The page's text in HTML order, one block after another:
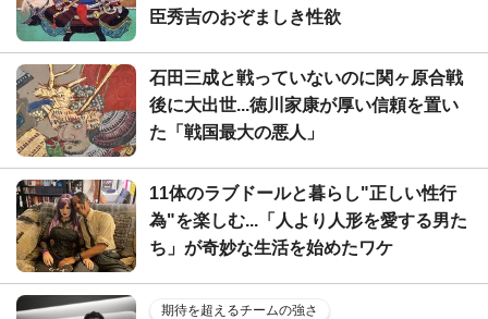
臣秀吉のおぞましき性欲
石田三成と戦っていないのに関ヶ原合戦
後に大出世...徳川家康が厚い信頼を置い
た「戦国最大の悪人」
11体のラブドールと暮らし"正しい性行
為"を楽しむ...「人より人形を愛する男た
ち」が奇妙な生活を始めたワケ
期待を超えるチームの強さ